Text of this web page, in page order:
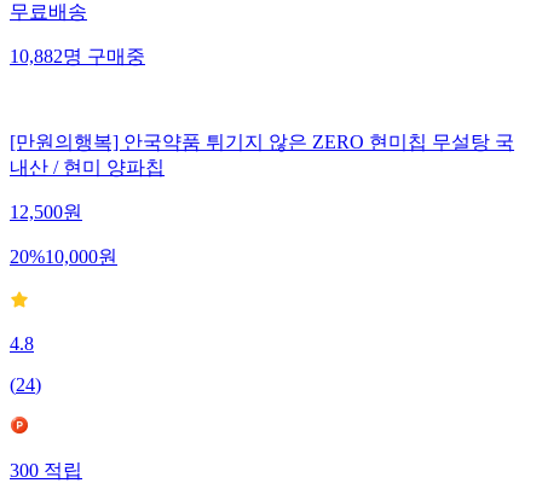
무료배송
10,882명 구매중
[만원의행복] 안국약품 튀기지 않은 ZERO 현미칩 무설탕 국
내산 / 현미 양파칩
12,500원
20%10,000원
4.8
(24)
300 적립